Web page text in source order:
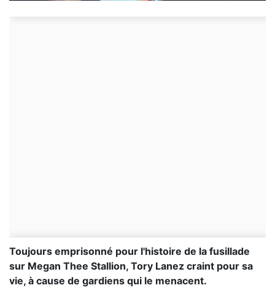
Toujours emprisonné pour l'histoire de la fusillade
sur Megan Thee Stallion, Tory Lanez craint pour sa
vie, à cause de gardiens qui le menacent.